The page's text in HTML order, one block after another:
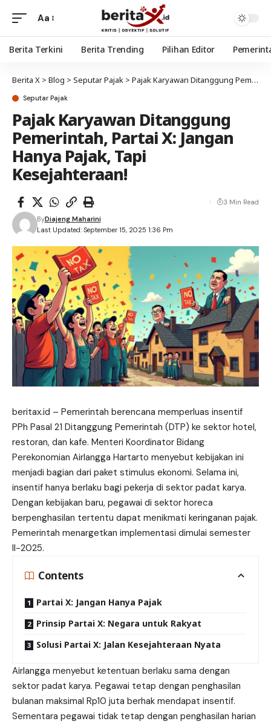
Aa
Berita Terkini Berita Trending Pilihan Editor
Berita X > Blog > Seputar Pajak > Pajak Karyawan Ditanggung Pemerintah, Partai X: Jangan Hanya Pajak, Tapi Kesejahteraan!
Seputar Pajak
Pajak Karyawan Ditanggung
Pemerintah, Partai X: Jangan
Hanya Pajak, Tapi
Kesejahteraan!
Last Updated: September 15, 2025 1:36 Pm
ByDiajeng Maharini
3 Min Read
beritax.id – Pemerintah berencana memperluas insentif
PPh Pasal 21 Ditanggung Pemerintah (DTP) ke sektor hotel,
restoran, dan kafe. Menteri Koordinator Bidang
Perekonomian Airlangga Hartarto menyebut kebijakan ini
menjadi bagian dari paket stimulus ekonomi. Selama ini,
insentif hanya berlaku bagi pekerja di sektor padat karya.
Dengan kebijakan baru, pegawai di sektor horeca
berpenghasilan tertentu dapat menikmati keringanan pajak.
Pemerintah menargetkan implementasi dimulai semester
II-2025.
Contents
Partai X: Jangan Hanya Pajak
Prinsip Partai X: Negara untuk Rakyat
Solusi Partai X: Jalan Kesejahteraan Nyata
Airlangga menyebut ketentuan berlaku sama dengan
sektor padat karya. Pegawai tetap dengan penghasilan
bulanan maksimal Rp10 juta berhak mendapat insentif.
Sementara pegawai tidak tetap dengan penghasilan harian